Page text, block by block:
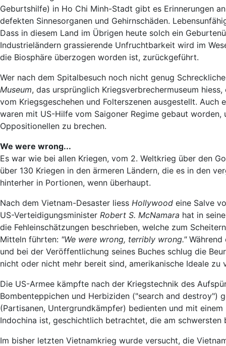
Geburtshilfe) in Ho Chi Minh-Stadt gibt es Erinnerungen
defekten Sinnesorganen und Gehirnschäden.
Dass in diesem Land im Übrigen heute solch ein
Industrieländern grassierende Unfruchtbarkeit wird im
die Biosphäre überzogen worden ist, zurückgeführt.
Wer nach dem Spitalbesuch noch nicht genug
Museum, das ursprünglich Kriegsverbrechermuseum
vom Kriegsgeschehen und Folterszenen ausgestellt. Auch
waren mit US-Hilfe vom Saigoner Regime gebaut worden,
Oppositionellen zu brechen.
We were wrong...
Es war wie bei allen Kriegen, vom 2. Weltkrieg über den
über 130 Kriegen in den ärmeren Ländern, die es in den
hinterher in Portionen, wenn überhaupt.
Nach dem Vietnam-Desaster liess Hollywood eine Salve
US-Verteidigungsminister Robert S. McNamara hat in
die Fehleinschätzungen beschrieben, welche zum
Mitteln führten: "We were wrong, terribly wrong."Während
und bei der Veröffentlichung seines Buches schlug die
nicht oder nicht mehr bereit sind, amerikanische Ideale zu
Die US-Armee kämpfte nach der Kriegstechnik des
Bombenteppichen und Herbiziden ("search and destroy")
(Partisanen, Untergrundkämpfer) bedienten und mit
Indochina ist, geschichtlich betrachtet, die am schwersten
Im bisher letzten Vietnamkrieg wurde versucht, die